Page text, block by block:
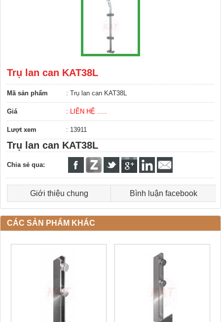
Trụ lan can KAT38L
Mã sản phẩm : Trụ lan can KAT38L
Giá : LIÊN HỆ .....
Lượt xem : 13911
Trụ lan can KAT38L
Chia sẻ qua:
Giới thiệu chung Bình luận facebook
CÁC SẢN PHẨM KHÁC